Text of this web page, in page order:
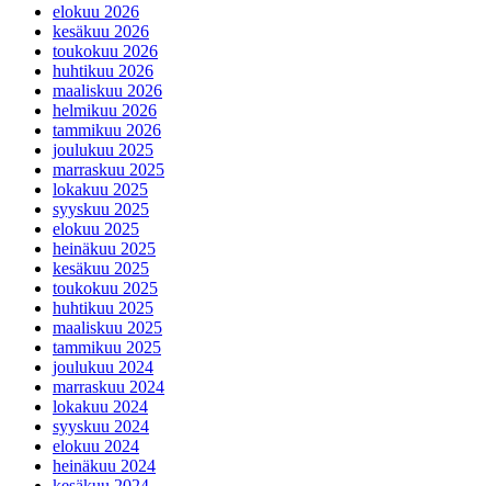
elokuu 2026
kesäkuu 2026
toukokuu 2026
huhtikuu 2026
maaliskuu 2026
helmikuu 2026
tammikuu 2026
joulukuu 2025
marraskuu 2025
lokakuu 2025
syyskuu 2025
elokuu 2025
heinäkuu 2025
kesäkuu 2025
toukokuu 2025
huhtikuu 2025
maaliskuu 2025
tammikuu 2025
joulukuu 2024
marraskuu 2024
lokakuu 2024
syyskuu 2024
elokuu 2024
heinäkuu 2024